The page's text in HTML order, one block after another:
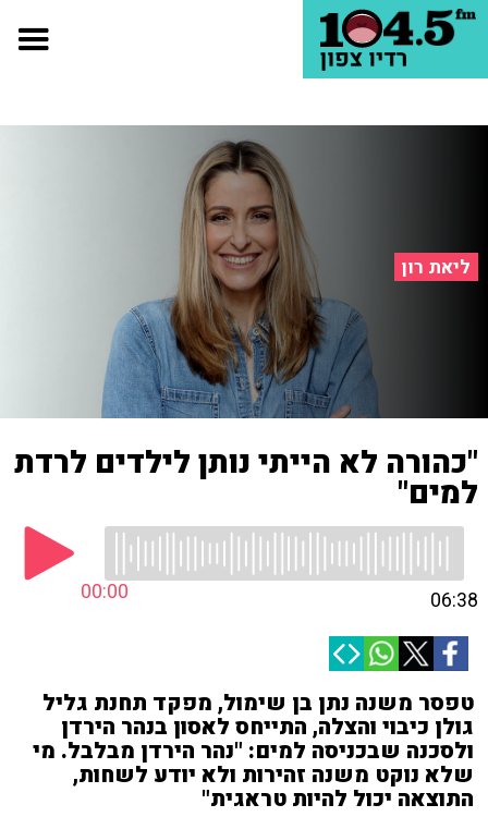
ליאת רון
"כהורה לא הייתי נותן לילדים לרדת
למים"
00:00 06:38
טפסר משנה נתן בן שימול, מפקד תחנת גליל
גולן כיבוי והצלה, התייחס לאסון בנהר הירדן
ולסכנה שבכניסה למים: "נהר הירדן מבלבל. מי
שלא נוקט משנה זהירות ולא יודע לשחות,
התוצאה יכול להיות טראגית"